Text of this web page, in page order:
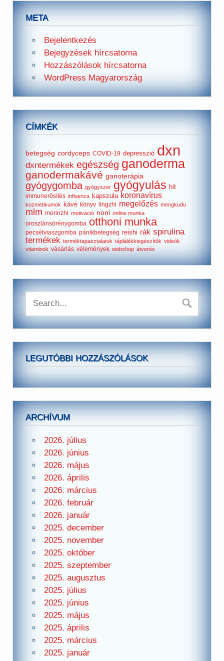
META
Bejelentkezés
Bejegyzések hírcsatorna
Hozzászólások hírcsatorna
WordPress Magyarország
CÍMKÉK
betegség cordyceps COVID-19 depresszió dxn
dxntermékek egészség ganoderma
ganodermakávé ganoterápia
gyógygomba gyógyszer gyógyulás hit
immunerősítés influenza kapszula koronavírus
kozmetikumok kávé könyv lingzhi megelőzés mengkudu
mlm morinzhi motiváció noni online munka
oroszlánsörénygomba otthoni munka
pecsétviaszgomba pánikbetegség reishi rák spirulina
termékek terméktapasztalatok táplálékkiegészítők videók
vitaminok vásárlás vélemények webshop átverés
LEGUTÓBBI HOZZÁSZÓLÁSOK
ARCHÍVUM
2026. július
2026. június
2026. május
2026. április
2026. március
2026. február
2026. január
2025. december
2025. november
2025. október
2025. szeptember
2025. augusztus
2025. július
2025. június
2025. május
2025. április
2025. március
2025. január